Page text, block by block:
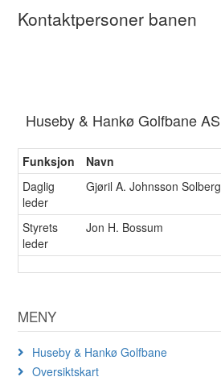
Kontaktpersoner banen
Huseby & Hankø Golfbane AS
Funksjon
Navn
Daglig
leder
Gjøril A. Johnsson Solberg
Styrets
leder
Jon H. Bossum
MENY
Huseby & Hankø Golfbane
Oversiktskart